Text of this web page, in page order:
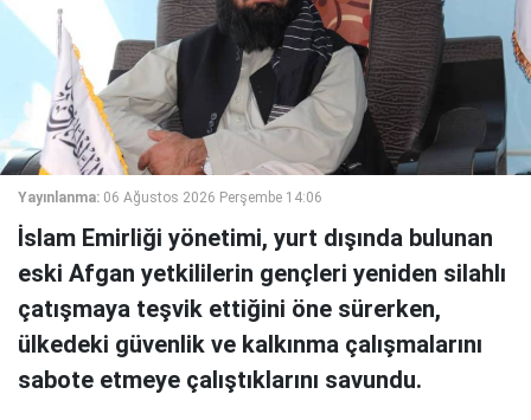
Yayınlanma: 06 Ağustos 2026 Perşembe 14:06
İslam Emirliği yönetimi, yurt dışında bulunan
eski Afgan yetkililerin gençleri yeniden silahlı
çatışmaya teşvik ettiğini öne sürerken,
ülkedeki güvenlik ve kalkınma çalışmalarını
sabote etmeye çalıştıklarını savundu.